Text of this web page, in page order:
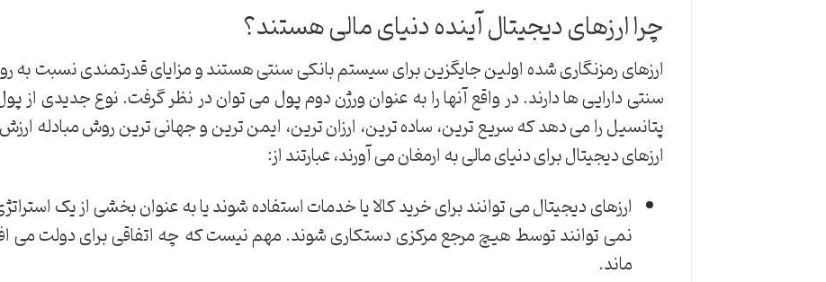
چرا ارزهای دیجیتال آینده دنیای مالی هستند؟
ارزهای رمزنگاری شده اولین جایگزین برای سیستم بانکی سنتی هستند و مزایای قدرتمندی نسبت
سنتی دارایی ها دارند. در واقع آنها را به عنوان ورژن دوم پول می توان در نظر گرفت. نوع جدیدی از
پتانسیل را می دهد که سریع ترین، ساده ترین، ارزان ترین، ایمن ترین و جهانی ترین روش مبادله
ارزهای دیجیتال برای دنیای مالی به ارمغان می آورند، عبارتند از:
ارزهای دیجیتال می توانند برای خرید کالا یا خدمات استفاده شوند یا به عنوان بخشی از یک
نمی توانند توسط هیچ مرجع مرکزی دستکاری شوند. مهم نیست که چه اتفاقی برای دولت می
ماند.